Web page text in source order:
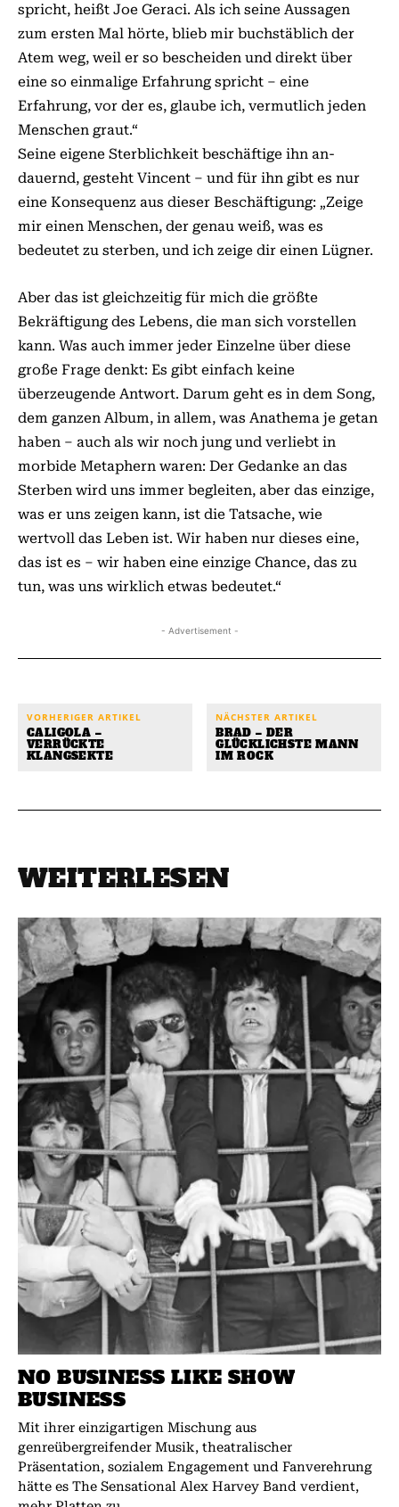
spricht, heißt Joe Geraci. Als ich seine Aussagen
zum ersten Mal hörte, blieb mir buchstäblich der
Atem weg, weil er so bescheiden und direkt über
eine so einmalige Erfahrung spricht – eine
Erfahrung, vor der es, glaube ich, vermutlich jeden
Menschen graut.“
Seine eigene Sterblichkeit beschäftige ihn an-
dauernd, gesteht Vincent – und für ihn gibt es nur
eine Konsequenz aus dieser Beschäftigung: „Zeige
mir einen Menschen, der genau weiß, was es
bedeutet zu sterben, und ich zeige dir einen Lügner.
Aber das ist gleichzeitig für mich die größte
Bekräftigung des Lebens, die man sich vorstellen
kann. Was auch immer jeder Einzelne über diese
große Frage denkt: Es gibt einfach keine
überzeugende Antwort. Darum geht es in dem Song,
dem ganzen Album, in allem, was Anathema je getan
haben – auch als wir noch jung und verliebt in
morbide Metaphern waren: Der Gedanke an das
Sterben wird uns immer begleiten, aber das einzige,
was er uns zeigen kann, ist die Tatsache, wie
wertvoll das Leben ist. Wir haben nur dieses eine,
das ist es – wir haben eine einzige Chance, das zu
tun, was uns wirklich etwas bedeutet.“
- Advertisement -
VORHERIGER ARTIKEL
CALIGOLA –
VERRÜCKTE
KLANGSEKTE
NÄCHSTER ARTIKEL
BRAD – DER
GLÜCKLICHSTE MANN
IM ROCK
WEITERLESEN
NO BUSINESS LIKE SHOW
BUSINESS
Mit ihrer einzigartigen Mischung aus
genreübergreifender Musik, theatralischer
Präsentation, sozialem Engagement und Fanverehrung
hätte es The Sensational Alex Harvey Band verdient,